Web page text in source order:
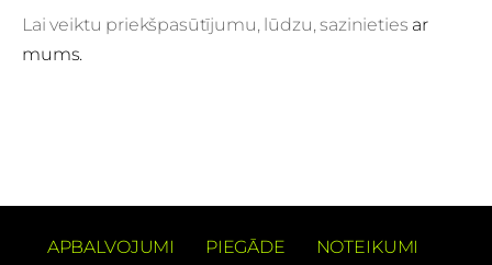
Lai veiktu priekšpasūtījumu, lūdzu, sazinieties ar
mums.
APBALVOJUMI PIEGĀDE
NOTEIKUMI